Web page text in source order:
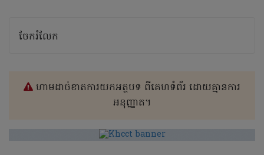
ចែករំលែក
ហាមដាច់ខាតការយកអត្ថបទ ពីគេហទំព័រ ដោយគ្មានការ
អនុញ្ញាត។